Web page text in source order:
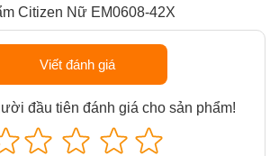
Citizen Nữ EM0608-42X
Viết đánh giá
đầu tiên đánh giá cho sản phẩm!